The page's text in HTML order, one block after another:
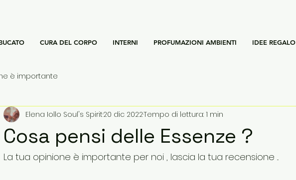
CURA DEL CORPO INTERNI PROFUMAZIONI AMBIENTI IDEE REGALO
è importante
Cosa pensi delle Essenze ?
Elena Iollo Soul's Spirit20 dic 2022Tempo di lettura: 1 min
La tua opinione è importante per noi , lascia la tua recensione ...